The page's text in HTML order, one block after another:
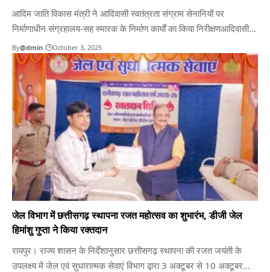
आदिम जाति विकास मंत्री ने आदिवासी स्वतंत्रता संग्राम सेनानियों पर
निर्माणाधीन संग्रहालय-सह स्मारक के निर्माण कार्यों का किया निरीक्षणआदिवासी
गौरव, शौर्य एवं बलिदान का प्रतीक होगा संग्रहालय: मंत्री नेतामरायपुर। आदिम
जाति विकास मंत्री रामविचार नेताम ने आज नवा रायपुर में आदिम जाति अनुसंधान
एवं प्रशिक्षण संस्थान के समीप निर्माणाधीन शहीद…
By@dmin October 3, 2025
जेल विभाग में छत्तीसगढ़ स्थापना रजत महोत्सव का शुभारंभ, डीजी जेल
हिमांशु गुप्ता ने किया रक्तदान
रायपुर। राज्य शासन के निर्देशानुसार छत्तीसगढ़ स्थापना की रजत जयंती के
उपलक्ष्य में जेल एवं सुधारात्मक सेवाएं विभाग द्वारा 3 अक्टूबर से 10 अक्टूबर